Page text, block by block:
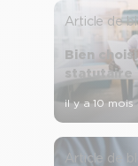
Article de
Bien
statutaire
il y a 10 mois
Article de